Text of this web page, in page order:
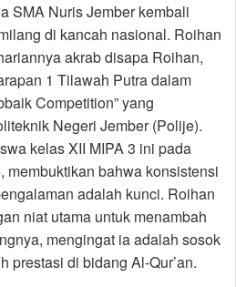
SMA Nuris Jember kembali
di kancah nasional. Roihan
akrab disapa Roihan,
1 Tilawah Putra dalam
Competition” yang
Negeri Jember (Polije).
kelas XII MIPA 3 ini pada
membuktikan bahwa konsistensi
adalah kunci. Roihan
niat utama untuk menambah
mengingat ia adalah sosok
prestasi di bidang Al-Qur’an.